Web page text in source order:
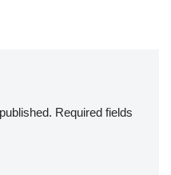
Required fields